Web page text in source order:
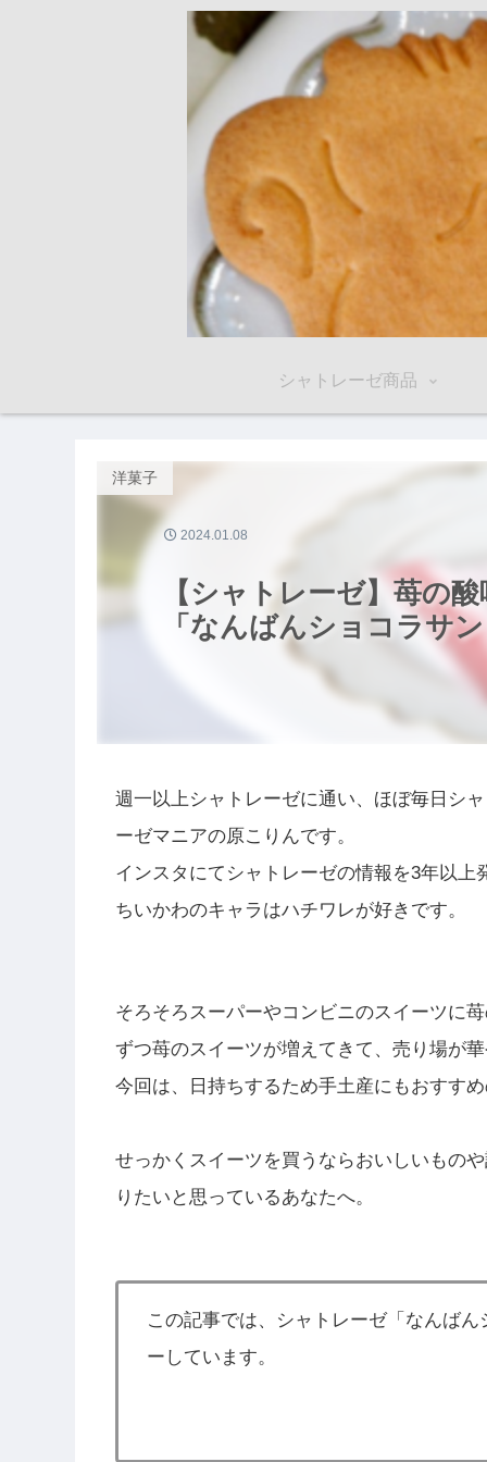
シャトレーゼ商品
【シャトレーゼ】苺の
「なんばんショコラサ
洋菓子
2024.01.08
週一以上シャトレーゼに通い、ほぼ毎日シ
ーゼマニアの原こりんです。
インスタにてシャトレーゼの情報を3年以上
ちいかわのキャラはハチワレが好きです。
そろそろスーパーやコンビニのスイーツに
ずつ苺のスイーツが増えてきて、売り場が
今回は、日持ちするため手土産にもおすす
せっかくスイーツを買うならおいしいもの
りたいと思っているあなたへ。
この記事では、シャトレーゼ「なんば
ーしています。